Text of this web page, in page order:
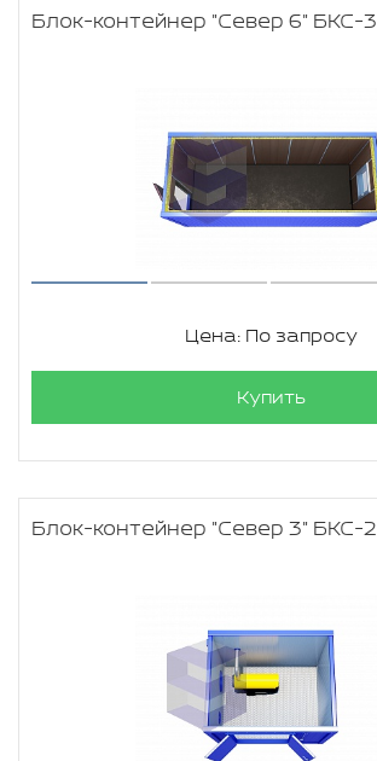
Блок-контейнер "Север 6" БКС-3
Цена: По запросу
Купить
Блок-контейнер "Север 3" БКС-2